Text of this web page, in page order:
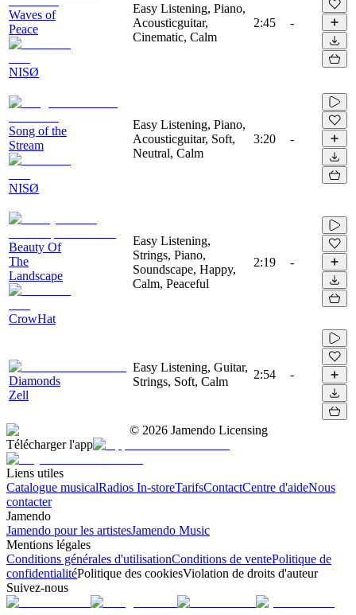
Waves of
Peace
NISØ
Easy Listening, Piano,
Acousticguitar,
Cinematic, Calm
2:45 -
Song of the
Stream
NISØ
Easy Listening, Piano,
Acousticguitar, Soft,
Neutral, Calm
3:20 -
Beauty Of
The
Landscape
CrowHat
Easy Listening,
Strings, Piano,
Soundscape, Happy,
Calm, Peaceful
2:19 -
Diamonds
Zell
Easy Listening, Guitar,
Strings, Soft, Calm
2:54 -
© 2026 Jamendo Licensing
Télécharger l'app
Liens utiles
Catalogue musicalRadios In-storeTarifsContactCentre d'aideNous
contacter
Jamendo
Jamendo pour les artistesJamendo Music
Mentions légales
Conditions générales d'utilisationConditions de ventePolitique de
confidentialitéPolitique des cookiesViolation de droits d'auteur
Suivez-nous